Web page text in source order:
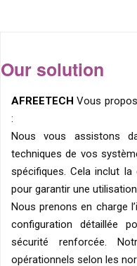
Our solution
AFREETECH Vous
:
Nous vous assistons
techniques de vos
spécifiques. Cela inclut
pour garantir une
Nous prenons en charge
configuration détaillée
sécurité renforcée.
opérationnels selon les